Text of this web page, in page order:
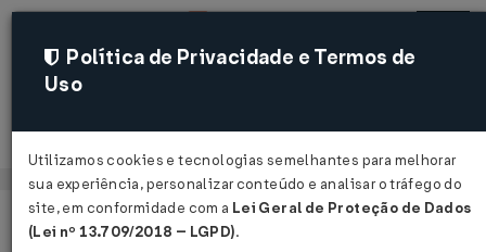
Acessar
Página Inicial Legislações
Política de Privacidade e Termos de
Uso
Utilizamos cookies e tecnologias semelhantes para melhorar
sua experiência, personalizar conteúdo e analisar o tráfego do
site, em conformidade com a Lei Geral de Proteção de Dados
(Lei nº 13.709/2018 – LGPD).